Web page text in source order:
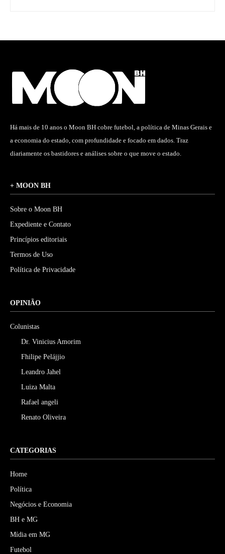
Há mais de 10 anos o Moon BH cobre futebol, a política de Minas Gerais e
a economia do estado, com profundidade e focado em dados. Traz
diariamente os bastidores e análises sobre o que move o estado.
+ MOON BH
Sobre o Moon BH
Expediente e Contato
Princípios editoriais
Termos de Uso
Política de Privacidade
OPINIÃO
Colunistas
Dr. Vinicius Amorim
Fhilipe Pelájjio
Leandro Jahel
Luiza Malta
Rafael angeli
Renato Oliveira
CATEGORIAS
Home
Política
Negócios e Economia
BH e MG
Mídia em MG
Futebol